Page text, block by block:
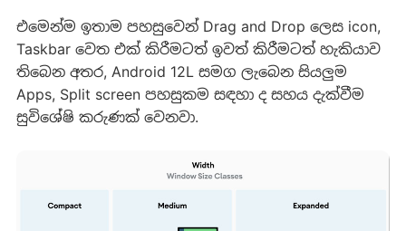
එමෙන්ම ඉතාම පහසුවෙන් Drag and Drop ලෙස icon,
Taskbar වෙත එක් කිරීමටත් ඉවත් කිරීමටත් හැකියාව
තිබෙන අතර, Android 12L සමග ලැබෙන සියලුම
Apps, Split screen පහසුකම සඳහා ද සහය දැක්වීම
සුවිශේෂි කරුණක් වෙනවා.